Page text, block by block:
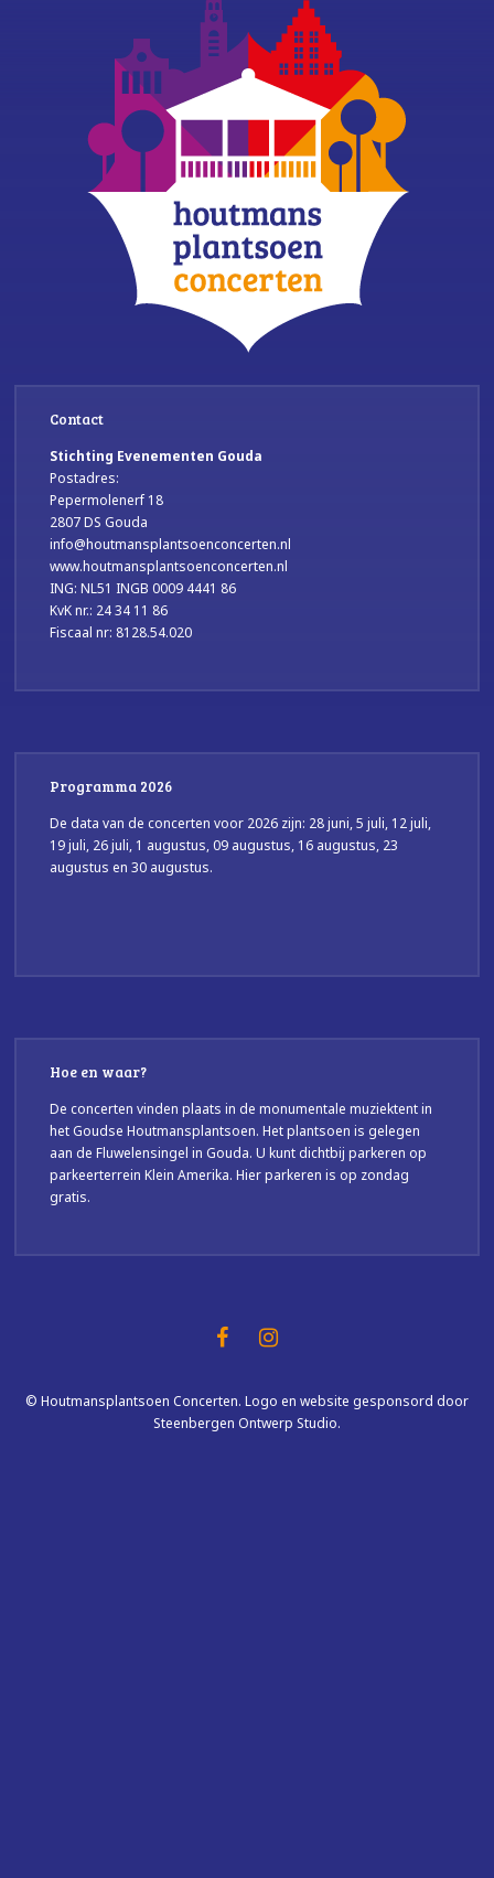
Contact
Stichting Evenementen Gouda
Postadres:
Pepermolenerf 18
2807 DS Gouda
info@houtmansplantsoenconcerten.nl
www.houtmansplantsoenconcerten.nl
ING: NL51 INGB 0009 4441 86
KvK nr.: 24 34 11 86
Fiscaal nr: 8128.54.020
Programma 2026
De data van de concerten voor 2026 zijn: 28 juni, 5 juli, 12 juli,
19 juli, 26 juli, 1 augustus, 09 augustus, 16 augustus, 23
augustus en 30 augustus.
Hoe en waar?
De concerten vinden plaats in de monumentale muziektent in
het Goudse Houtmansplantsoen. Het plantsoen is gelegen
aan de Fluwelensingel in Gouda. U kunt dichtbij parkeren op
parkeerterrein Klein Amerika. Hier parkeren is op zondag
gratis.
© Houtmansplantsoen Concerten. Logo en website gesponsord door
Steenbergen Ontwerp Studio.